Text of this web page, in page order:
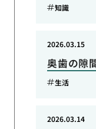
知識
奥歯の隙
2026.03.15
生活
2026.03.14